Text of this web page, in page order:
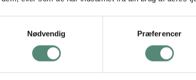
Nødvendig
Præferencer